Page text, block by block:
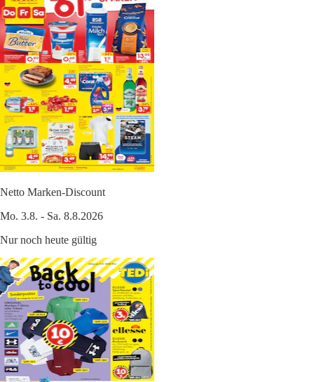
Netto Marken-Discount
Mo. 3.8. - Sa. 8.8.2026
Nur noch heute gültig